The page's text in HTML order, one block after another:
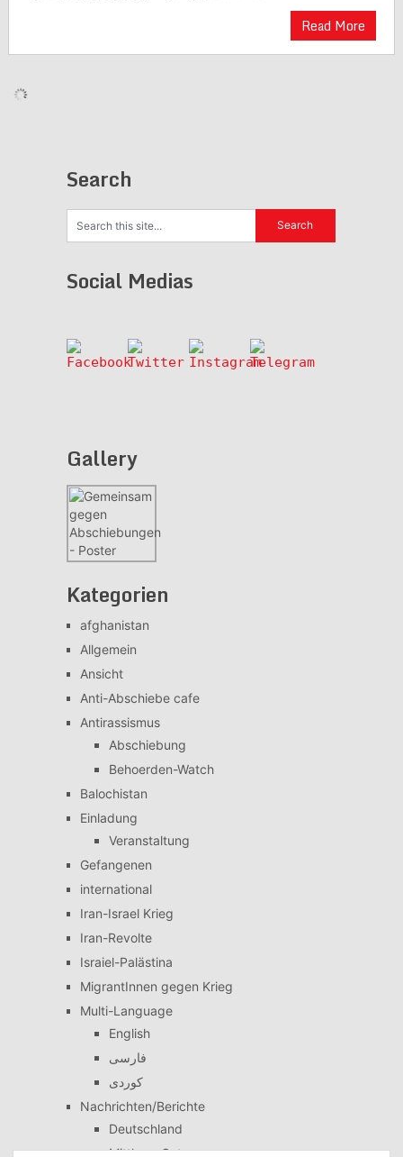
Read More
Search
Social Medias
Gallery
Kategorien
afghanistan
Allgemein
Ansicht
Anti-Abschiebe cafe
Antirassismus
Abschiebung
Behoerden-Watch
Balochistan
Einladung
Veranstaltung
Gefangenen
international
Iran-Israel Krieg
Iran-Revolte
Israiel-Palästina
MigrantInnen gegen Krieg
Multi-Language
English
فارسی
کوردی
Nachrichten/Berichte
Deutschland
Mittlerer Osten